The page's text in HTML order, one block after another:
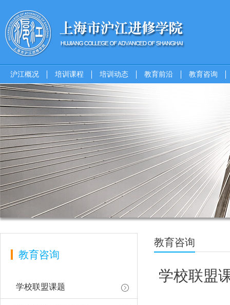
沪江概况 培训课程 培训动态 教育前沿 教育咨询
教育咨询
学校联盟课题
教育咨询
学校联盟